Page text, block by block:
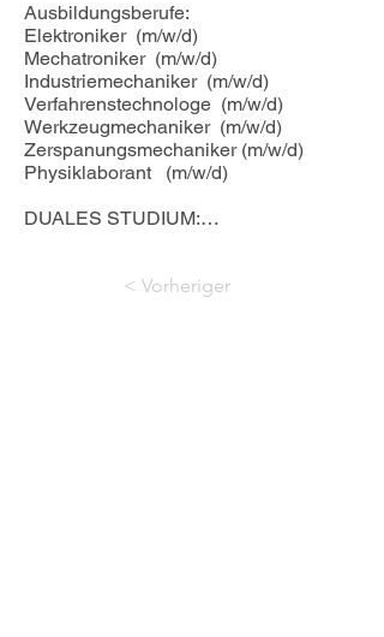
Ausbildungsberufe:
Elektroniker  (m/w/d)
Mechatroniker  (m/w/d)
Industriemechaniker  (m/w/d)
Verfahrenstechnologe  (m/w/d)
Werkzeugmechaniker  (m/w/d)
Zerspanungsmechaniker (m/w/d)
Physiklaborant   (m/w/d)
DUALES STUDIUM:
Bachelor of Sience – Informatik
< Vorheriger